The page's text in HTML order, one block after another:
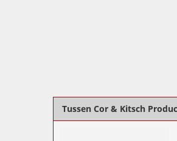
Tussen Cor & Kitsch